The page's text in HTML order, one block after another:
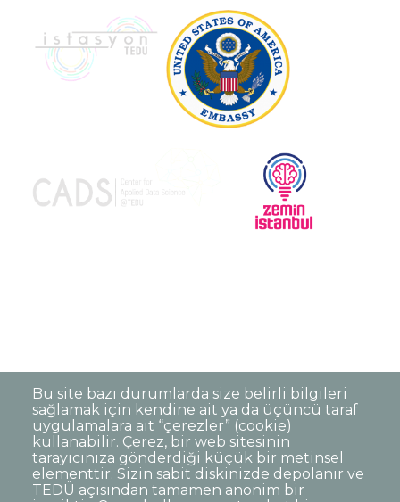
Bu site bazı durumlarda size belirli bilgileri
sağlamak için kendine ait ya da üçüncü taraf
uygulamalara ait “çerezler” (cookie)
kullanabilir. Çerez, bir web sitesinin
tarayıcınıza gönderdiği küçük bir metinsel
elementtir. Sizin sabit diskinizde depolanır ve
TEDÜ açısından tamamen anonim bir